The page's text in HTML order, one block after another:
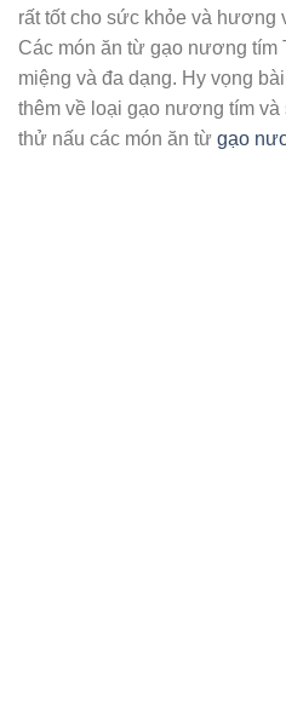
rất tốt cho sức khỏe và hương
Các món ăn từ gạo nương tím
miệng và đa dạng. Hy vọng
thêm về loại gạo nương tím và
thử nấu các món ăn từ gạo